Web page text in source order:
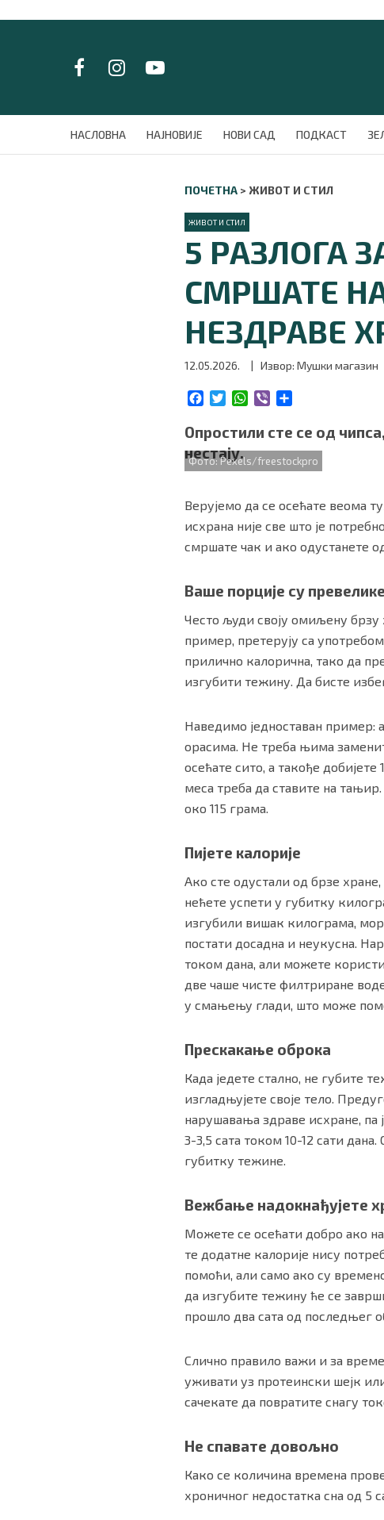
НАСЛОВНА НАЈНОВИЈЕ НОВИ САД ПОДКАСТ
ПОЧЕТНА > ЖИВОТ И СТИЛ
ЖИВОТ И СТИЛ
5 РАЗЛОГА
СМРШАТЕ
НЕЗДРАВЕ
12.05.2026. | Извор: Мушки магазин
c
e
b
k
i
t
t
W
a
s
p
b
r
a
e
Опростили сте се од
нестају.
Фото: Pexels/freestockpro
Верујемо да се осећате веома
исхрана није све што је
смршате чак и ако одустанете
Ваше порције су превелике
Често људи своју омиљену брзу
пример, претерују са
прилично калорична, тако да
изгубити тежину. Да бисте
Наведимо једноставан пример:
орасима. Не треба њима
осећате сито, а такође
меса треба да ставите на
око 115 грама.
Пијете калорије
Ако сте одустали од брзе
нећете успети у губитку
изгубили вишак килограма,
постати досадна и неукусна.
током дана, али можете
две чаше чисте филтриране
у смањењу глади, што може
Прескакање оброка
Када једете стално, не губите
изгладњујете своје тело.
нарушавања здраве исхране, па
3-3,5 сата током 10-12 сати
губитку тежине.
Вежбање надокнађујете
Можете се осећати добро ако
те додатне калорије нису
помоћи, али само ако су
да изгубите тежину ће се
прошло два сата од последњег
Слично правило важи и за
уживати уз протеински шејк
сачекате да повратите снагу
Не спавате довољно
Како се количина времена
хроничног недостатка сна од
НАСЛОВНА
НАЈНОВИЈЕ
redakcija@gradskeinfo.rs
ПРЕУЗМИТЕ НАШУ АПЛИКАЦИЈУ